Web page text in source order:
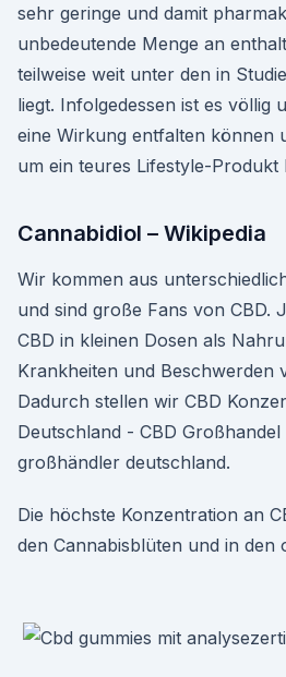
sehr geringe und damit
unbedeutende Menge an
teilweise weit unter den in
liegt. Infolgedessen ist es völlig
eine Wirkung entfalten können
um ein teures Lifestyle-Produkt
Cannabidiol – Wikipedia
Wir kommen aus
und sind große Fans von CBD.
CBD in kleinen Dosen als
Krankheiten und Beschwerden
Dadurch stellen wir CBD
Deutschland - CBD
großhändler deutschland.
Die höchste Konzentration an
den Cannabisblüten und in den